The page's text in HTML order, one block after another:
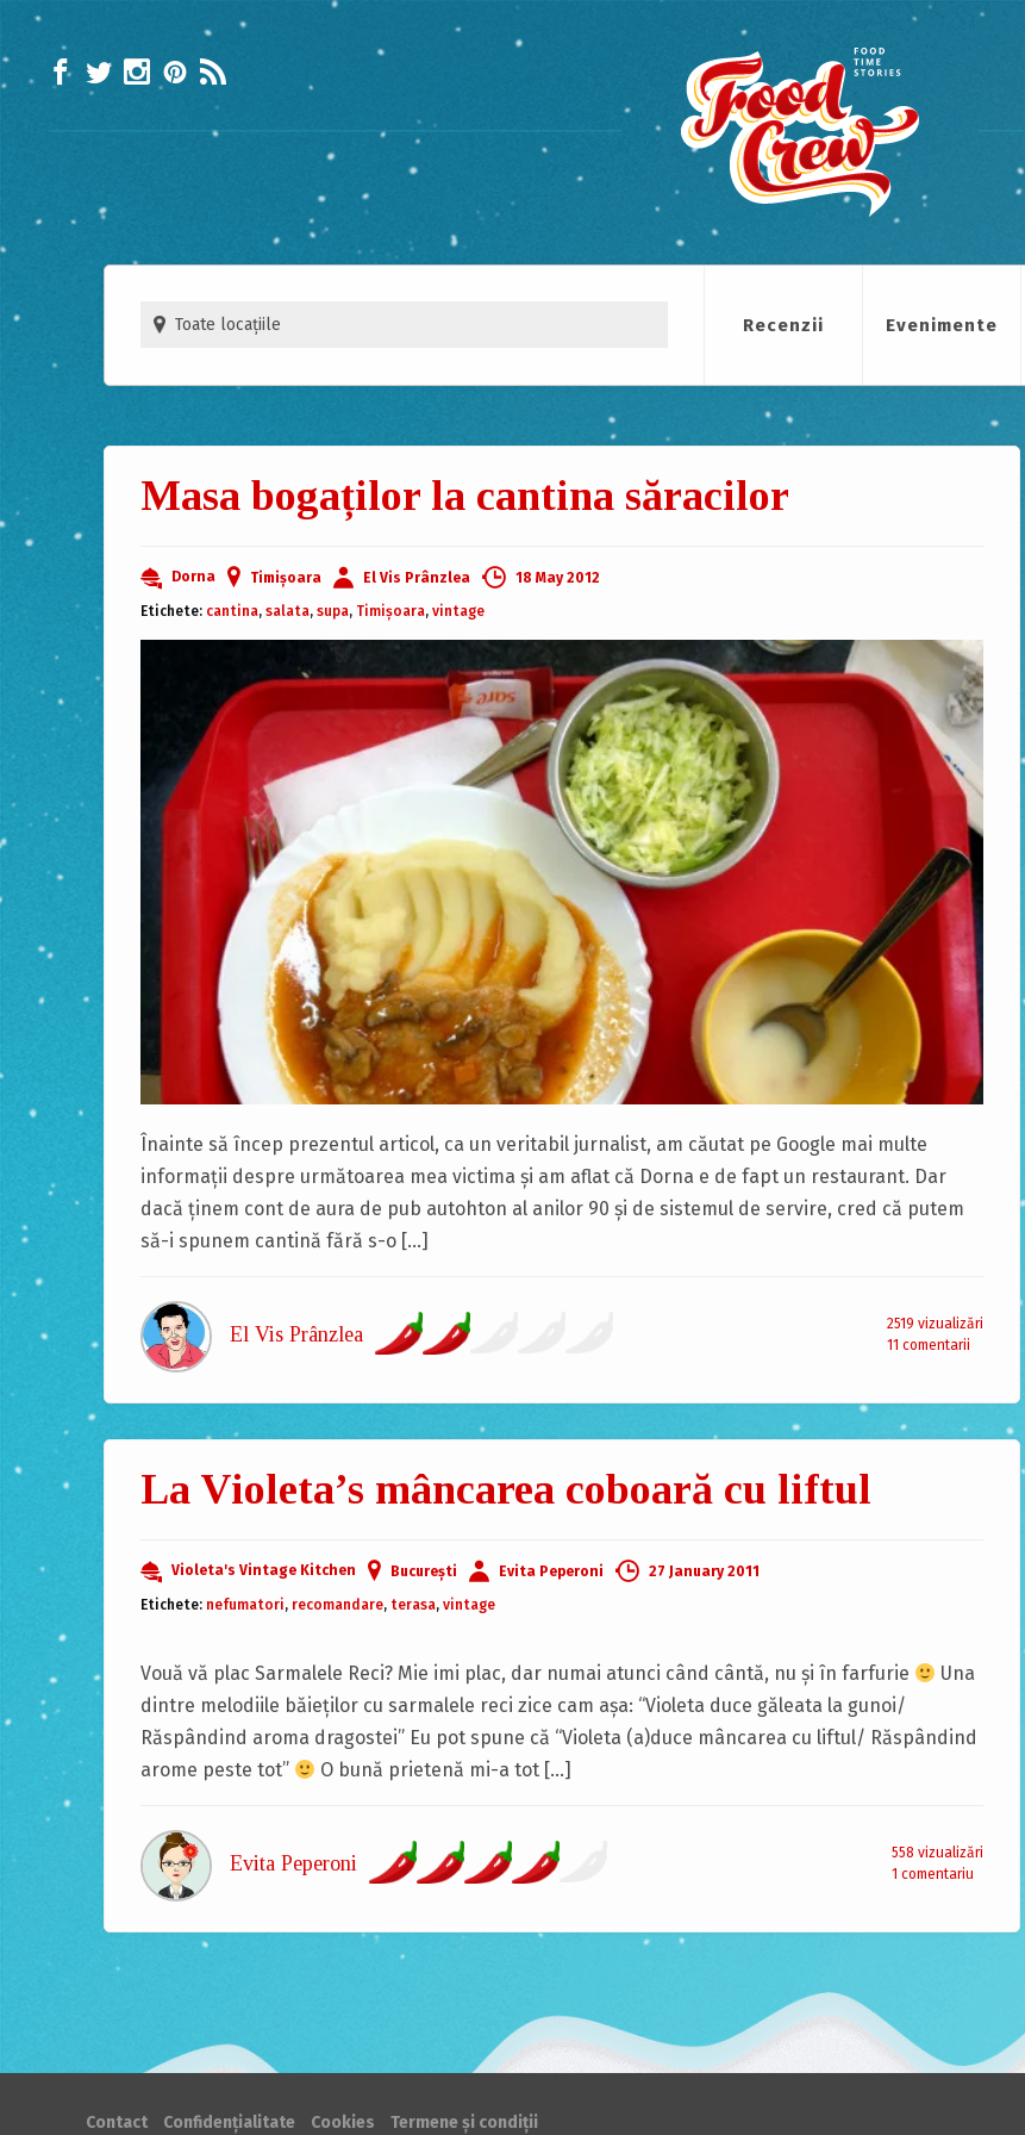
Recenzii Evenimente
Masa bogaților la cantina săracilor
Dorna Timișoara El Vis Prânzlea
18 May 2012
Etichete: cantina, salata, supa, Timișoara, vintage
Înainte să încep prezentul articol, ca un veritabil jurnalist, am căutat pe Google mai multe
informaţii despre următoarea mea victima şi am aflat că Dorna e de fapt un restaurant. Dar
dacă ţinem cont de aura de pub autohton al anilor 90 şi de sistemul de servire, cred că putem
să-i spunem cantină fără s-o […]
El Vis Prânzlea
2519 vizualizări
11 comentarii
La Violeta’s mâncarea coboară cu liftul
Violeta's Vintage Kitchen București Evita Peperoni
27 January 2011
Etichete: nefumatori, recomandare, terasa, vintage
Vouă vă plac Sarmalele Reci? Mie imi plac, dar numai atunci când cântă, nu și în farfurie
Una
dintre melodiile băieților cu sarmalele reci zice cam așa: “Violeta duce găleata la gunoi/
Răspândind aroma dragostei” Eu pot spune că “Violeta (a)duce mâncarea cu liftul/ Răspândind
arome peste tot”
O bună prietenă mi-a tot […]
Evita Peperoni
558 vizualizări
1 comentariu
Contact Confidențialitate Cookies Termene și condiții